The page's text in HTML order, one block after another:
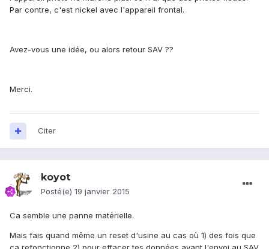
Par contre, c'est nickel avec l'appareil frontal.
Avez-vous une idée, ou alors retour SAV ??
Merci.
Citer
koyot
Posté(e) 19 janvier 2015
Ca semble une panne matérielle.
Mais fais quand même un reset d'usine au cas où 1) des fois que